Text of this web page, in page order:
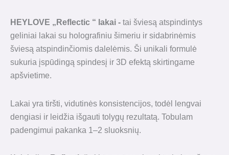
HEYLOVE „Reflectic “ lakai - tai šviesą atspindintys
geliniai lakai su holografiniu šimeriu ir sidabrinėmis
šviesą atspindinčiomis dalelėmis. Ši unikali formulė
sukuria įspūdingą spindesį ir 3D efektą skirtingame
apšvietime.
Lakai yra tiršti, vidutinės konsistencijos, todėl lengvai
dengiasi ir leidžia išgauti tolygų rezultatą. Tobulam
padengimui pakanka 1–2 sluoksnių.